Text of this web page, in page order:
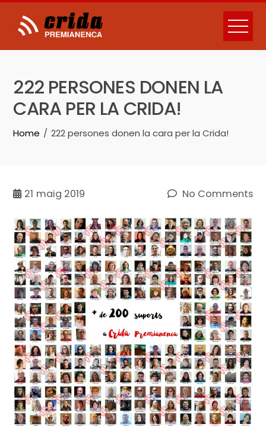
Skip
content
222 PERSONES DONEN LA
CARA PER LA CRIDA!
Home 222 persones donen la cara per la Crida!
21 maig 2019 No Comments